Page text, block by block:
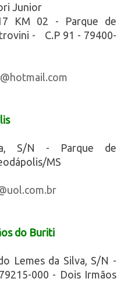
Junior
KM 02 - Parque de
- C.P 91 - 79400-
S/N - Parque de
MS
do Buriti
Lemes da Silva, S/N -
000 - Dois Irmãos